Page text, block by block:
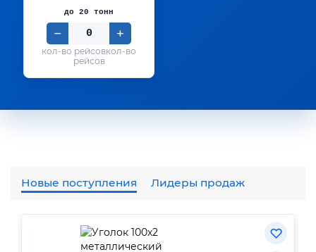
до 20 тонн
кол-во
рейсов
Новые поступления Лидеры продаж